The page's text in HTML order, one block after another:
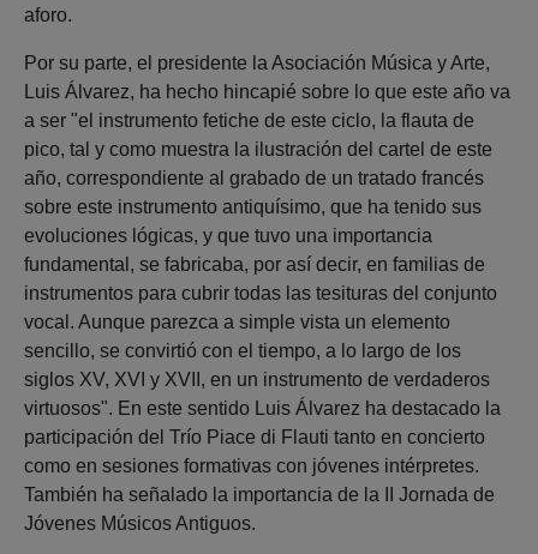
aforo.
Por su parte, el presidente la Asociación Música y Arte,
Luis Álvarez, ha hecho hincapié sobre lo que este año va
a ser "el instrumento fetiche de este ciclo, la flauta de
pico, tal y como muestra la ilustración del cartel de este
año, correspondiente al grabado de un tratado francés
sobre este instrumento antiquísimo, que ha tenido sus
evoluciones lógicas, y que tuvo una importancia
fundamental, se fabricaba, por así decir, en familias de
instrumentos para cubrir todas las tesituras del conjunto
vocal. Aunque parezca a simple vista un elemento
sencillo, se convirtió con el tiempo, a lo largo de los
siglos XV, XVI y XVII, en un instrumento de verdaderos
virtuosos". En este sentido Luis Álvarez ha destacado la
participación del Trío Piace di Flauti tanto en concierto
como en sesiones formativas con jóvenes intérpretes.
También ha señalado la importancia de la II Jornada de
Jóvenes Músicos Antiguos.